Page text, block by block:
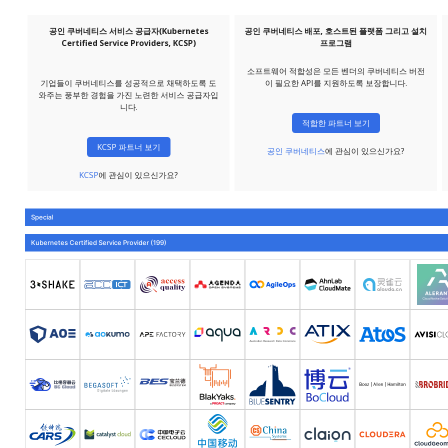
공인 쿠버네티스 서비스 공급자(Kubernetes
Certified Service Providers, KCSP)
기업들이 쿠버네티스를 성공적으로 채택하도록 도
와주는 풍부한 경험을 가진 노련한 서비스 공급자입
니다.
KCSP 파트너 보기
KCSP에 관심이 있으신가요?
공인 쿠버네티스 배포, 호스트된 플랫폼 그리고 설치
프로그램
소프트웨어 적합성은 모든 벤더의 쿠버네티스 버전
이 필요한 API를 지원하도록 보장합니다.
적합한 파트너 보기
공인 쿠버네티스에 관심이 있으신가요?